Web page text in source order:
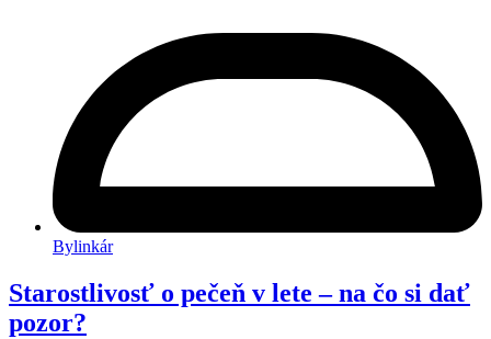
Bylinkár
Starostlivosť o pečeň v lete – na čo si dať
pozor?